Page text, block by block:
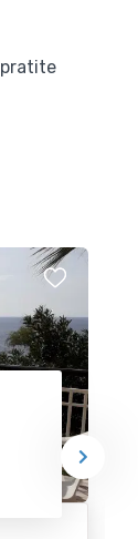
pratite